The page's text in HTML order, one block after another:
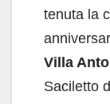
tenuta la
Villa
Saciletto